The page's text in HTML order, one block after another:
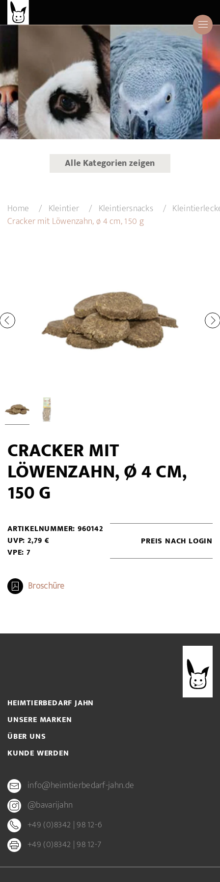
Alle Kategorien zeigen
Home Kleintier Kleintiersnacks
Cracker mit Löwenzahn, ø 4 cm, 150 g
CRACKER MIT
LÖWENZAHN, Ø 4 CM,
150 G
ARTIKELNUMMER: 960142
UVP: 2,79 €
VPE: 7
PREIS NACH LOGIN
Broschüre
HEIMTIERBEDARF JAHN
UNSERE MARKEN
ÜBER UNS
KUNDE WERDEN
info@heimtierbedarf-jahn.de
@bavarijahn
+49 (0)8342 | 98 12-6
+49 (0)8342 | 98 12-7